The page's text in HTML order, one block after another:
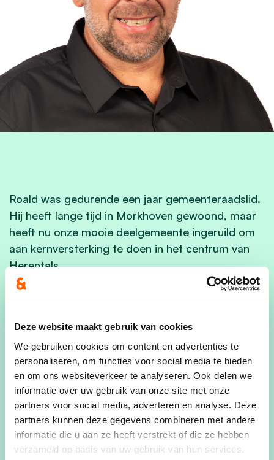
Deze website maakt gebruik van cookies
We gebruiken cookies om content en advertenties te
personaliseren, om functies voor social media te bieden
en om ons websiteverkeer te analyseren. Ook delen we
informatie over uw gebruik van onze site met onze
partners voor social media, adverteren en analyse. Deze
partners kunnen deze gegevens combineren met andere
informatie die u aan ze heeft verstrekt of die ze hebben
verzameld op basis van uw gebruik van hun services.
Roald was gedurende een jaar gemeenteraadslid.
Hij heeft lange tijd in Morkhoven gewoond, maar
heeft nu onze mooie deelgemeente ingeruild om
aan kernversterking te doen in het centrum van
Herentals.
Elke dag is hij in de weer om als lascoördinator de
brengen.
Ook in het verenigingsleven is hij
vertegenwoordigd. Als secretaris bij de landelijke
gilden van Morkhoven probeer hij zijn steentje bij
te dragen om het welbevinden te verbeteren. Bij
de Landelijke raad van Herentals, die onder
andere de veeprijskamp tot een succesverhaal